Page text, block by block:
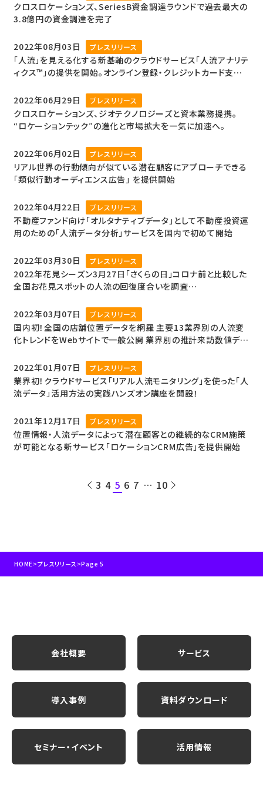
クロスロケーションズ、SeriesB資金調達ラウンドで過去最大の
3.8億円の資金調達を完了
2022年08月03日 プレスリリース
「人流」を見える化する新基軸のクラウドサービス「人流アナリテ
ィクス™️」の提供を開始。オンライン登録・クレジットカード支払
2022年06月29日
プレスリリース
クロスロケーションズ、ジオテクノロジーズと資本業務提携。
“ロケーションテック”の進化と市場拡大を一気に加速へ。
2022年06月02日 プレスリリース
リアル世界の行動傾向が似ている潜在顧客にアプローチできる
「類似行動オーディエンス広告」 を提供開始
2022年04月22日 プレスリリース
不動産ファンド向け「オルタナティブデータ」として不動産投資運
用のための「人流データ分析」サービスを国内で初めて開始
2022年03月30日 プレスリリース
2022年花見シーズン3月27日「さくらの日」コロナ前と比較した
全国お花見スポットの人流の回復度合いを調査
2022年03月07日
プレスリリース
国内初！全国の店舗位置データを網羅 主要13業界別の人流変
化トレンドをWebサイトで一般公開 業界別の推計来訪数値デー
2022年01月07日
プレスリリース
業界初！クラウドサービス「リアル人流モニタリング」を使った「人
流データ」活用方法の実践ハンズオン講座を開設！
2021年12月17日 プレスリリース
位置情報・人流データによって潜在顧客との継続的なCRM施策
が可能となる新サービス「ロケーションCRM広告」を提供開始
3 4 5 6 7 10
HOME>プレスリリース >Page 5
会社概要 サービス
導入事例 資料ダウンロード
セミナー・イベント 活用情報